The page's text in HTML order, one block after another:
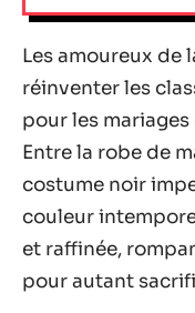
Les amoureux de
réinventer les
pour les
Entre la robe de
costume noir
couleur
et raffinée,
pour autant